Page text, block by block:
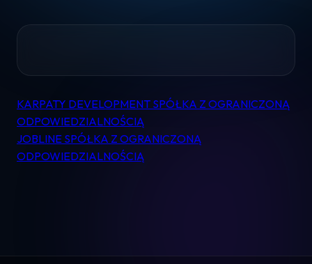
Pomoc
Kontakt
Nawigacja
wpisu
KARPATY DEVELOPMENT SPÓŁKA Z OGRANICZONĄ
ODPOWIEDZIALNOŚCIĄ
JOBLINE SPÓŁKA Z OGRANICZONĄ
ODPOWIEDZIALNOŚCIĄ